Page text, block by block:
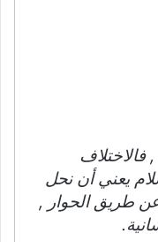
فالاختلاف
يعني أن نحل
طريق الحوار ,